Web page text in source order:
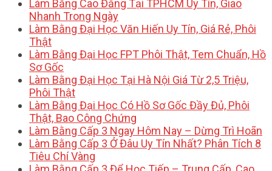
Làm Bằng Cao Đẳng Tại TPHCM Uy Tín, Giao
Nhanh Trong Ngày
Làm Bằng Đại Học Văn Hiến Uy Tín, Giá Rẻ, Phôi
Thật
Làm Bằng Đại Học FPT Phôi Thật, Tem Chuẩn, Hồ
Sơ Gốc
Làm Bằng Đại Học Tại Hà Nội Giá Từ 2,5 Triệu,
Phôi Thật
Làm Bằng Đại Học Có Hồ Sơ Gốc Đầy Đủ, Phôi
Thật, Bao Công Chứng
Làm Bằng Cấp 3 Ngay Hôm Nay – Dừng Trì Hoãn
Làm Bằng Cấp 3 Ở Đâu Uy Tín Nhất? Phân Tích 8
Tiêu Chí Vàng